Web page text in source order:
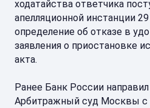
ходатайства ответчика
апелляционной инстанции
определение об отказе в
заявления о приостановке
акта.
Ранее Банк России
Арбитражный суд Москвы с